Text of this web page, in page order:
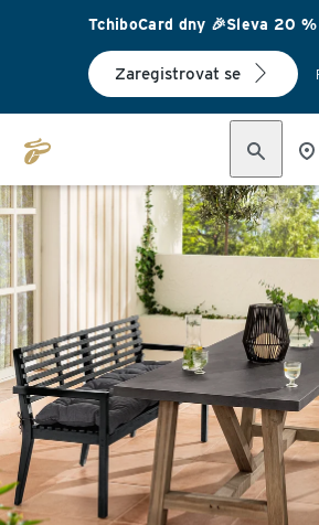
TchiboCard dny 🎉Sleva 20 %
Zaregistrovat se